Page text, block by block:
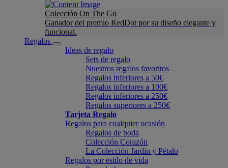
Colección On The Go
Ganador del premio RedDot por su diseño elegante y
funcional.
Regalos
Ideas de regalo
Sets de regalo
Nuestros regalos favoritos
Regalos inferiores a 50€
Regalos inferiores a 100€
Regalos inferiores a 250€
Regalos superiores a 250€
Tarjeta Regalo
Regalos para cualquier ocasión
Regalos de boda
Colección Corazón
La Colección Jardin y Pétalo
Regalos por estilo de vida